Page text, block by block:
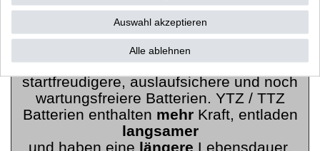
"YTZ / TTZ" WARTUNGSFREIE
BATTERIEN
Eine neue Entwicklung für komplexere,
startfreudigere, auslaufsichere und noch
wartungsfreiere Batterien. YTZ / TTZ
Batterien enthalten mehrKraft, entladen
langsamer
und haben eine längere Lebensdauer,
Auswahl akzeptieren
Alle ablehnen